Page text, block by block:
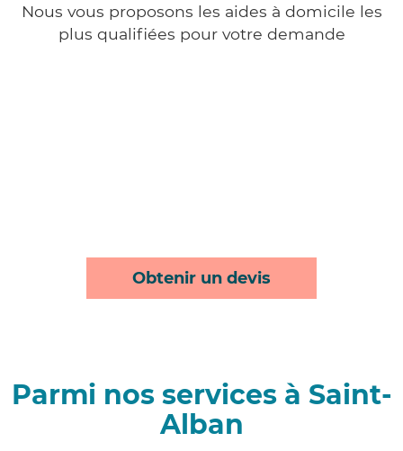
Nous vous proposons les aides à domicile les
plus qualifiées pour votre demande
Obtenir un devis
Parmi nos services à Saint-
Alban